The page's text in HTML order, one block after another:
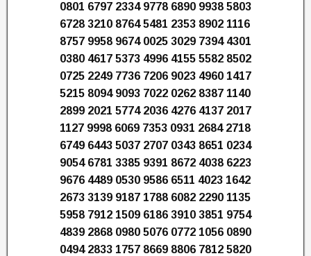
0801 6797 2334 9778 6890 9938 5803
6728 3210 8764 5481 2353 8902 1116
8757 9958 9674 0025 3029 7394 4301
0380 4617 5373 4996 4155 5582 8502
0725 2249 7736 7206 9023 4960 1417
5215 8094 9093 7022 0262 8387 1140
2899 2021 5774 2036 4276 4137 2017
1127 9998 6069 7353 0931 2684 2718
6749 6443 5037 2707 0343 8651 0234
9054 6781 3385 9391 8672 4038 6223
9676 4489 0530 9586 6511 4023 1642
2673 3139 9187 1788 6082 2290 1135
5958 7912 1509 6186 3910 3851 9754
4839 2868 0980 5076 0772 1056 0890
0494 2833 1757 8669 8806 7812 5820